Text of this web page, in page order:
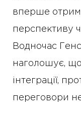
вперше
перспективу
Водночас
наголошує,
інтеграції,
переговори